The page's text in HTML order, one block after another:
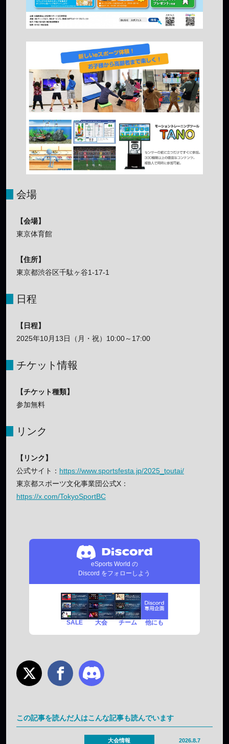
会場
【会場】
東京体育館
【住所】
東京都渋谷区千駄ヶ谷1-17-1
日程
【日程】
2025年10月13日（月・祝）10:00～17:00
チケット情報
【チケット種類】
参加無料
リンク
【リンク】
公式サイト： https://www.sportsfesta.jp/2025_toutai/
東京都スポーツ文化事業団公式X：
https://x.com/TokyoSportBC
eSports World の
Discord をフォローしよう
SALE 大会 チーム 他にも
この記事を読んだ人はこんな記事も読んでいます
大会情報 2026.8.7